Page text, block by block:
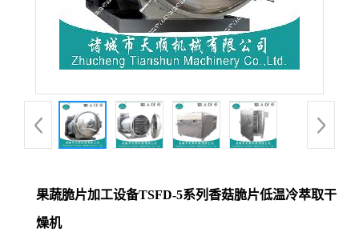
果蔬脆片加工设备TSFD-5系列香菇脆片低温冷萃取干
燥机